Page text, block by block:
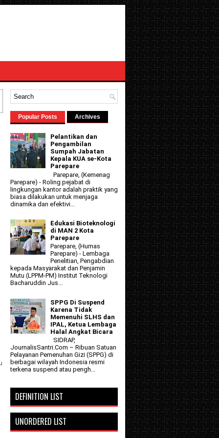
Popular Posts Archives
Pelantikan dan
Pengambilan
Sumpah Jabatan
Kepala KUA se-Kota
Parepare
Parepare, (Kemenag
Parepare) - Roling pejabat di
lingkungan kantor adalah praktik yang
biasa dilakukan untuk menjaga
dinamika dan efektivi...
Edukasi Bioteknologi
di MAN 2 Kota
Parepare
Parepare, (Humas
Parepare) - Lembaga
Penelitian, Pengabdian
kepada Masyarakat dan Penjamin
Mutu (LPPM-PM) Institut Teknologi
Bacharuddin Jus...
SPPG Di Suspend
Karena Tidak
Memenuhi SLHS dan
IPAL, Ketua Lembaga
Halal Angkat Bicara
SIDRAP,
JournalisSantri.Com – Ribuan Satuan
Pelayanan Pemenuhan Gizi (SPPG) di
berbagai wilayah Indonesia resmi
terkena suspend atau pengh...
DEFINITION LIST
UNORDERED LIST